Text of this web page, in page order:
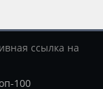
ссылка на
100